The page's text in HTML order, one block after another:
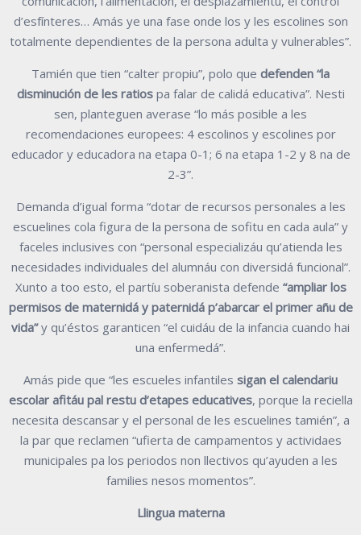
d’esfínteres… Amás ye una fase onde los y les escolines son
totalmente dependientes de la persona adulta y vulnerables”.
Tamién que tien “calter propiu”, polo que defenden “la
disminución de les ratiospa falar de calidá educativa”. Nesti
sen, planteguen averase “lo más posible a les
recomendaciones europees: 4 escolinos y escolines por
educador y educadora na etapa 0-1; 6 na etapa 1-2 y 8 na de
2-3”.
Demanda d’igual forma “dotar de recursos personales a les
escuelines cola figura de la persona de sofitu en cada aula” y
faceles inclusives con “personal especializáu qu’atienda les
necesidades individuales del alumnáu con diversidá funcional”.
Xunto a too esto, el partíu soberanista defende “ampliar los
permisos de maternidá y paternidá p’abarcar el primer añu de
vida”y qu’éstos garanticen “el cuidáu de la infancia cuando hai
una enfermedá”.
Amás pide que “les escueles infantiles sigan el calendariu
escolar afitáu pal restu d’etapes educatives, porque la reciella
necesita descansar y el personal de les escuelines tamién”, a
la par que reclamen “ufierta de campamentos y actividaes
municipales pa los periodos non llectivos qu’ayuden a les
families nesos momentos”.
Llingua materna